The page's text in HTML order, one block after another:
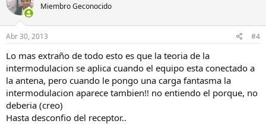
Miembro Geconocido
Abr 30, 2013 #4
Lo mas extraño de todo esto es que la teoria de la
intermodulacion se aplica cuando el equipo esta conectado a
la antena, pero cuando le pongo una carga fantasma la
intermodulacion aparece tambien!! no entiendo el porque, no
deberia (creo)
Hasta desconfio del receptor..